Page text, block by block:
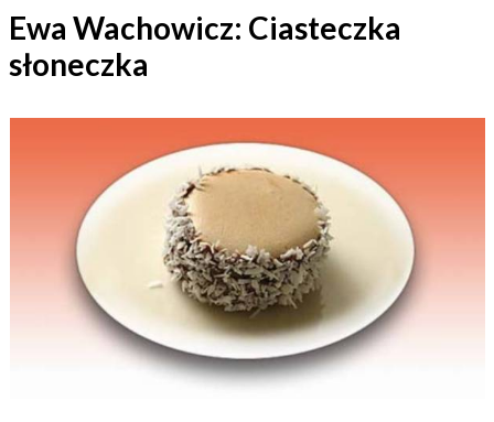
Ewa Wachowicz: Ciasteczka
słoneczka